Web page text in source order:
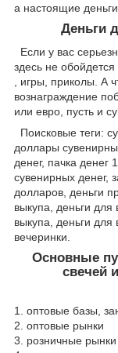
а настоящие деньги.
Деньги
Если у вас
здесь не
, игры, приколы. А
вознаграждение
или евро, пусть и
Поисковые теги:
доллары
денег, пачка денег
сувенирных денег,
долларов, деньги
выкупа, деньги для
выкупа, деньги для
вечеринки.
Основные
свечей
1. оптовые базы,
2. оптовые рынки
3. розничные